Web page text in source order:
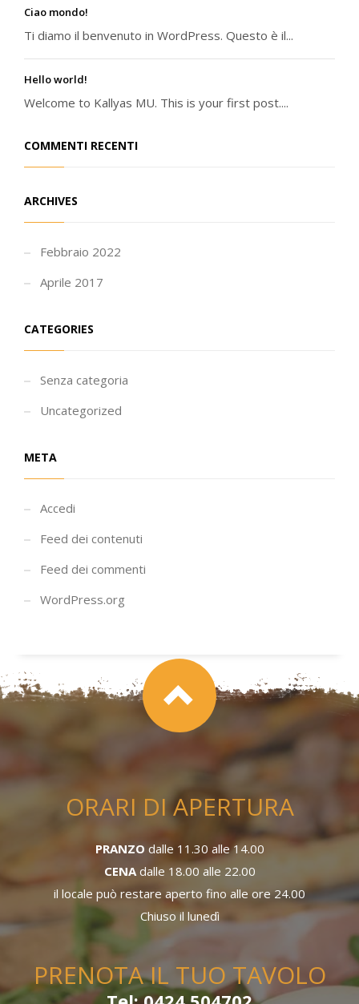
Ciao mondo!
Ti diamo il benvenuto in WordPress. Questo è il...
Hello world!
Welcome to Kallyas MU. This is your first post....
COMMENTI RECENTI
ARCHIVES
Febbraio 2022
Aprile 2017
CATEGORIES
Senza categoria
Uncategorized
META
Accedi
Feed dei contenuti
Feed dei commenti
WordPress.org
ORARI DI APERTURA
PRANZO dalle 11.30 alle 14.00
CENAdalle 18.00 alle 22.00
il locale può restare aperto fino alle ore 24.00
Chiuso il lunedì
PRENOTA IL TUO TAVOLO